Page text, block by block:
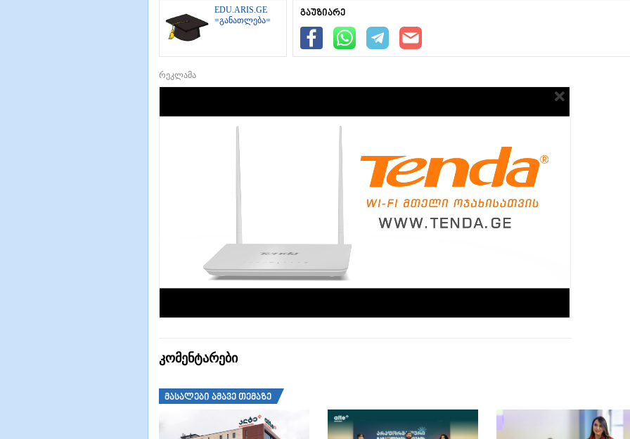
EDU.ARIS.GE
=განათლება=
გაუზიარე
რეკლამა
კომენტარები
მასალები ამავე თემაზე